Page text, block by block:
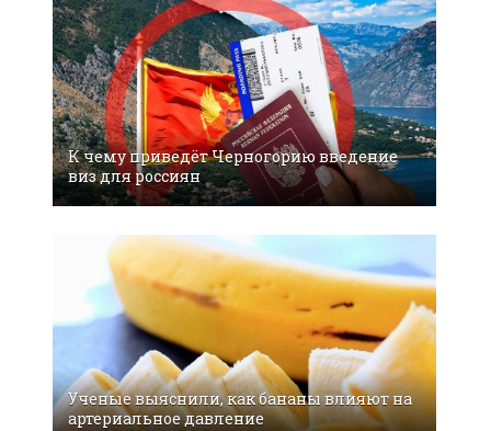
К чему приведёт Черногорию введение
виз для россиян
Ученые выяснили, как бананы влияют на
артериальное давление